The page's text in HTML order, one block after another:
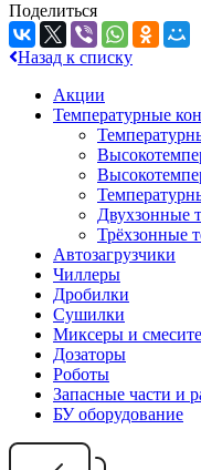
Поделиться
Назад к списку
Акции
Температурные
Двухзонные
Трёхзонные
Автозагрузчики
Чиллеры
Дробилки
Сушилки
Миксеры и
Дозаторы
Роботы
Запасные части и
БУ оборудование